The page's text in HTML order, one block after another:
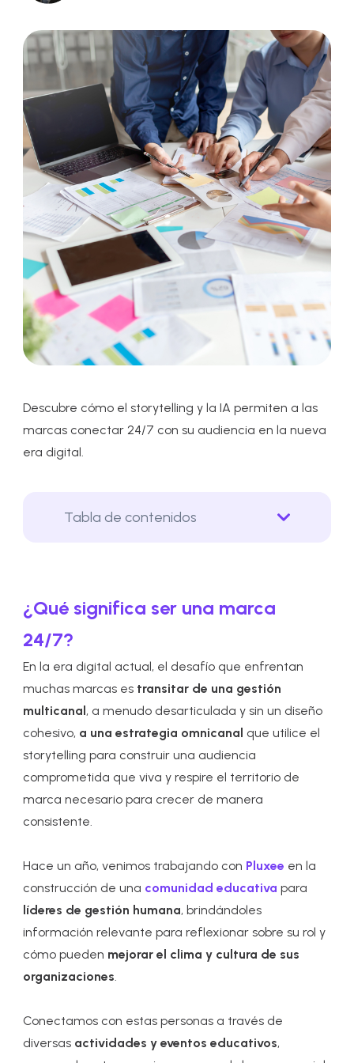
Descubre cómo el storytelling y la IA permiten a las
marcas conectar 24/7 con su audiencia en la nueva
era digital.
Tabla de contenidos
¿Qué significa ser una marca
24/7?
En la era digital actual, el desafío que enfrentan
muchas marcas es transitar de una gestión
multicanal, a menudo desarticulada y sin un diseño
cohesivo, a una estrategia omnicanal que utilice el
storytelling para construir una audiencia
comprometida que viva y respire el territorio de
marca necesario para crecer de manera
consistente.
Hace un año, venimos trabajando con Pluxee en la
construcción de una comunidad educativa para
líderes de gestión humana, brindándoles
información relevantepara reflexionar sobre su rol y
cómo pueden mejorar el clima y cultura de sus
organizaciones
Conectamos con estas personas a través de
diversas actividades y eventos educativos,